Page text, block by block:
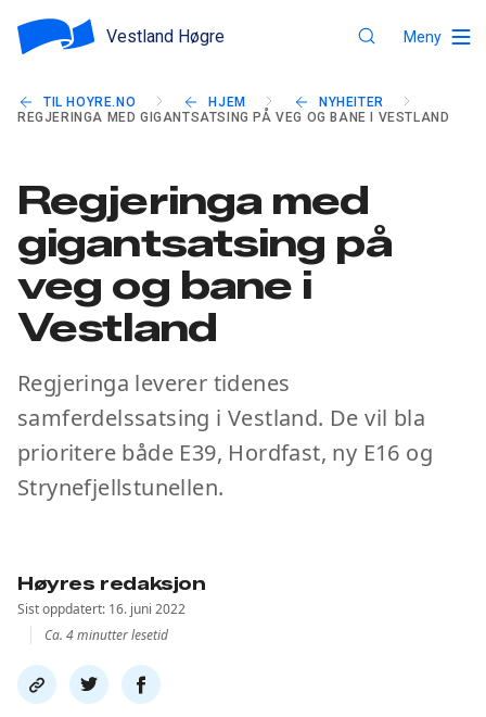
Vestland Høgre Meny
TIL HOYRE.NO HJEM
NYHEITER
REGJERINGA MED GIGANTSATSING PÅ VEG OG BANE I VESTLAND
Regjeringa med
gigantsatsing på
veg og bane i
Vestland
Regjeringa leverer tidenes
samferdelssatsing i Vestland. De vil bla
prioritere både E39, Hordfast, ny E16 og
Strynefjellstunellen.
Høyres redaksjon
Sist oppdatert: 16. juni 2022
Ca. 4 minutter lesetid
Del
link
Del
på
Del
på